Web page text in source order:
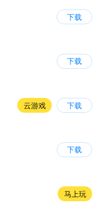
下载
下载
云游戏 下载
下载
马上玩